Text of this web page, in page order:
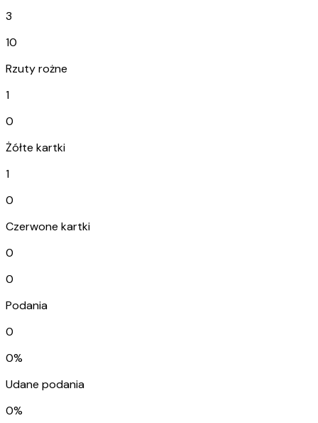
3
10
Rzuty rożne
1
0
Żółte kartki
1
0
Czerwone kartki
0
0
Podania
0
0%
Udane podania
0%